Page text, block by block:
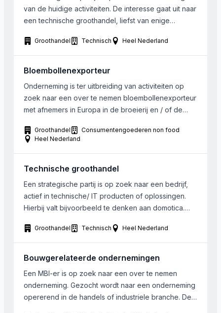
van de huidige activiteiten. De interesse gaat uit naar
een technische groothandel, liefst van enige
de consument als op de b2bmarkt. Energie,
verlichting, foto, beveiliging e.d. hebben de
voorkeur. Het bedrijf kan in heel Nederland
Groothandel Technisch Heel Nederland
Bloembollenexporteur
Onderneming is ter uitbreiding van activiteiten op
zoek naar een over te nemen bloembollenexporteur
met afnemers in Europa in de broeierij en / of de
gerenommeerde, middelgrote exportonderneming in
het westen van Nederland die zijn huidige omzet
wenst te laten groeien. Voor een soepele […]
Groothandel
Consumentengoederen non food
Heel Nederland
Technische groothandel
Een strategische partij is op zoek naar een bedrijf,
actief in technische/ IT producten of oplossingen.
Hierbij valt bijvoorbeeld te denken aan domotica.
zowel actief in installatie als meldkameractiviteiten. Er
bestaat ook interesse in de overname van
meldkamercontracten.
Groothandel Technisch Heel Nederland
Bouwgerelateerde ondernemingen
Een MBI-er is op zoek naar een over te nemen
onderneming. Gezocht wordt naar een onderneming
opererend in de handels of industriele branche. De